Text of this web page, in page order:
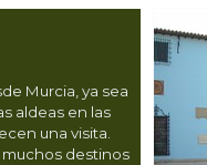
Murcia, ya sea
aldeas en las
una visita.
muchos destinos